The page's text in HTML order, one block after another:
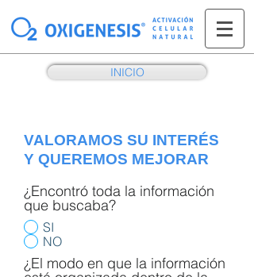
INICIO
VALORAMOS SU INTERÉS
Y QUEREMOS MEJORAR
¿Encontró toda la información
que buscaba?
SI
NO
¿El modo en que la información